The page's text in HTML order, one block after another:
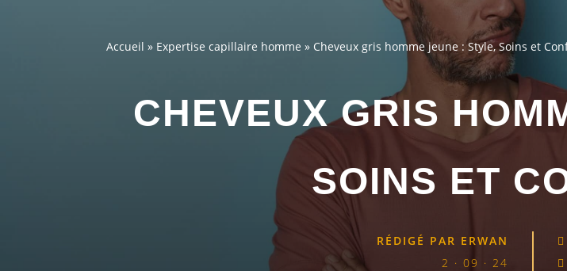
Accueil » Expertise capillaire homme » Cheveux gris homme jeune : Style, Soins et
CHEVEUX GRIS
SOINS ET
RÉDIGÉ PAR ERWAN
2 · 09 · 24

